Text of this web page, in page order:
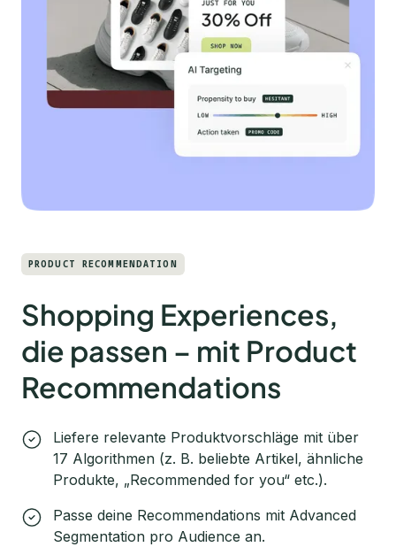
PRODUCT RECOMMENDATION
Shopping Experiences,
die passen – mit Product
Recommendations
Liefere relevante Produktvorschläge mit über
17 Algorithmen (z. B. beliebte Artikel, ähnliche
Produkte, „Recommended for you“ etc.).
Passe deine Recommendations mit Advanced
Segmentation pro Audience an.